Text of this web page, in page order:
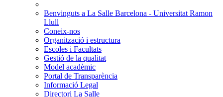
Benvinguts a La Salle Barcelona - Universitat Ramon
Llull
Coneix-nos
Organització i estructura
Escoles i Facultats
Gestió de la qualitat
Model acadèmic
Portal de Transparència
Informació Legal
Directori La Salle